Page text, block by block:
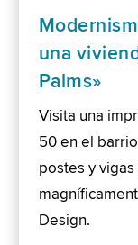
una
Palms»
Visita una
50 en el
postes y
Design.